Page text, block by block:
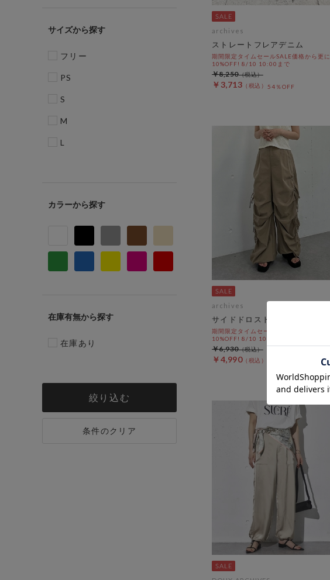
サイズ
フリー
PS
S
M
L
カラー
在庫有無
在庫あり
絞り込む
条件のクリア
archives
ストレートフレアデニム
期間限定タイムセールSALE価格から更に
10%OFF! 8/10 10:00まで
￥3,713 54％OFF
￥8,250
archives
サイドドロストカーゴパンツ
期間限定タイムセールSALE価格から更に
10%OFF! 8/10 10:00まで
￥4,990
￥6,930